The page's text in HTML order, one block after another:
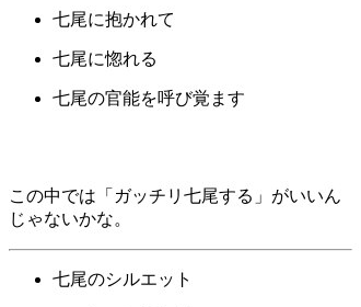
七尾に抱かれて
七尾に惚れる
七尾の官能を呼び覚ます
この中では「ガッチリ七尾する」がいいん
じゃないかな。
七尾のシルエット